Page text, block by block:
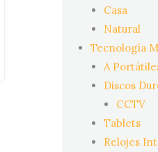
Casa
Natural
Tecnología
A
Discos
CCTV
Tablets
Relojes